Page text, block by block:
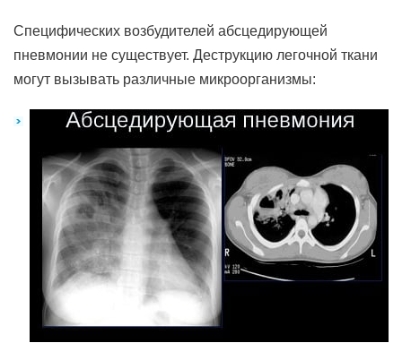
Специфических возбудителей абсцедирующей
пневмонии не существует. Деструкцию легочной ткани
могут вызывать различные микроорганизмы: